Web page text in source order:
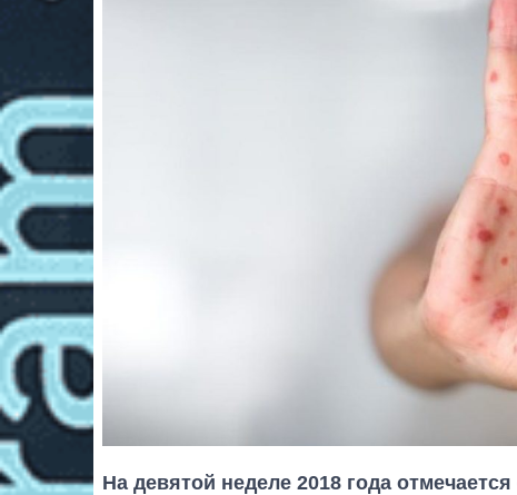
На девятой неделе 2018 года